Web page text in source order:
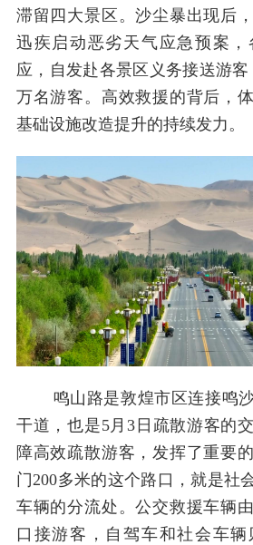
滞留四大景区。沙尘暴出现后
迅疾启动恶劣天气应急预案
应，自发赴各景区义务接送游
万名游客。高效救援的背后，
基础设施改造提升的持续发力。
鸣山路是敦煌市区连接鸣
干道，也是5月3日疏散游客的
障高效疏散游客，发挥了重要
门200多米的这个路口，就是社
车辆的分流处。公交救援车辆
口接游客，自驾车和社会车